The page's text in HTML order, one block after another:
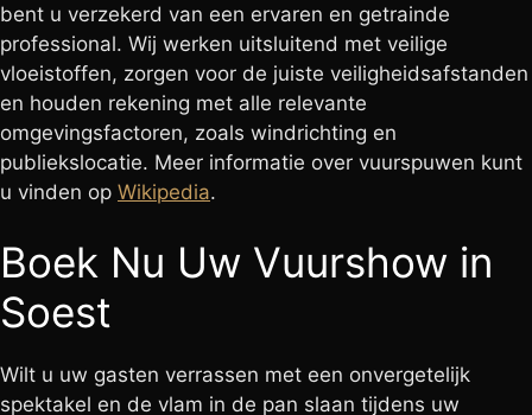
bent u verzekerd van een ervaren en getrainde
professional. Wij werken uitsluitend met veilige
vloeistoffen, zorgen voor de juiste veiligheidsafstanden
en houden rekening met alle relevante
omgevingsfactoren, zoals windrichting en
publiekslocatie. Meer informatie over vuurspuwen kunt
u vinden op Wikipedia.
Boek Nu Uw Vuurshow in
Soest
Wilt u uw gasten verrassen met een onvergetelijk
spektakel en de vlam in de pan slaan tijdens uw